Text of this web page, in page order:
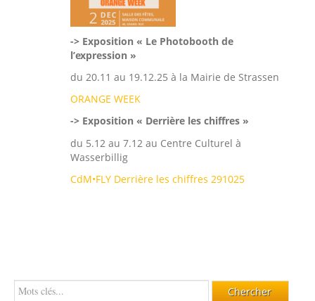
-> Exposition « Le Photobooth de
l’expression »
du 20.11 au 19.12.25 à la Mairie de Strassen
ORANGE WEEK
-> Exposition « Derrière les chiffres »
du 5.12 au 7.12 au Centre Culturel à
Wasserbillig
CdM•FLY Derrière les chiffres 291025